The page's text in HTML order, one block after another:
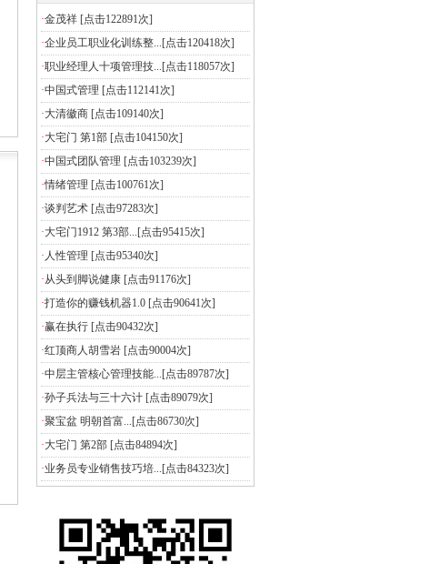
·金茂祥 [点击122891次]
·企业员工职业化训练整...[点击120418次]
·职业经理人十项管理技...[点击118057次]
·中国式管理 [点击112141次]
·大清徽商 [点击109140次]
·大宅门 第1部 [点击104150次]
·中国式团队管理 [点击103239次]
·情绪管理 [点击100761次]
·谈判艺术 [点击97283次]
·大宅门1912 第3部...[点击95415次]
· 人性管理 [点击95340次]
·从头到脚说健康 [点击91176次]
·打造你的赚钱机器1.0 [点击90641次]
·赢在执行 [点击90432次]
·红顶商人胡雪岩 [点击90004次]
·中层主管核心管理技能...[点击89787次]
·孙子兵法与三十六计 [点击89079次]
·聚宝盆 明朝首富...[点击86730次]
·大宅门 第2部 [点击84894次]
·业务员专业销售技巧培...[点击84323次]